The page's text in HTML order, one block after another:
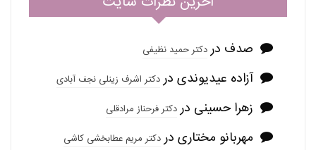
صدف دردکتر حمید نظیفی
آزاده عیدیوندی دردکتر اشرف زینلی نجف آبادی
زهرا حسینی دردکتر فرحناز مرادقلی
مهربانو مختاری دردکتر مریم عطابخشی کاشی